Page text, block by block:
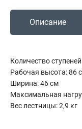
Таймеры
Описание
Количество
Рабочая высота: 86
Ширина: 46 см
Максимальная
Вес лестницы: 2,9 кг